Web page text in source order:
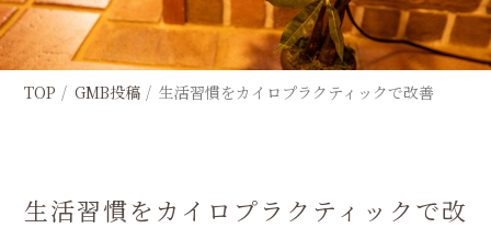
TOP GMB投稿 生活習慣をカイロプラクティックで改善
生活習慣をカイロプラクティックで改